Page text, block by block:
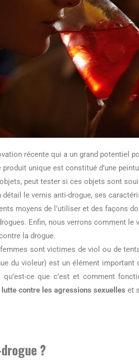
récente qui a un grand potentiel
unique est constitué d’une
peut tester si ces objets sont
le vernis anti-drogue, ses
moyens de l’utiliser et des façons
Enfin, nous verrons comment le
la drogue.
femmes sont victimes de viol ou de
du violeur) est un élément
ce que c’est et comment
lutte contre les agressions sexuelles et
?